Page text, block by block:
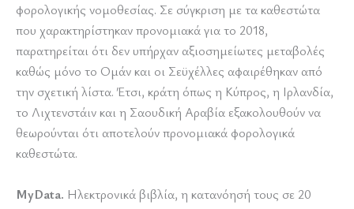
φορολογικής νομοθεσίας. Σε σύγκριση με τα καθεστώτα
που χαρακτηρίστηκαν προνομιακά για το 2018,
παρατηρείται ότι δεν υπήρχαν αξιοσημείωτες μεταβολές
καθώς μόνο το Ομάν και οι Σεϋχέλλες αφαιρέθηκαν από
την σχετική λίστα. Έτσι, κράτη όπως η Κύπρος, η Ιρλανδία,
το Λιχτενστάιν και η Σαουδική Αραβία εξακολουθούν να
θεωρούνται ότι αποτελούν προνομιακά φορολογικά
καθεστώτα.
MyData. Ηλεκτρονικά βιβλία, η κατανόησή τους σε 20